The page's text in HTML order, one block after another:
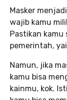
Masker
wajib kamu
Pastikan kamu
pemerintah,
Namun, jika
kamu bisa
kainmu, kok.